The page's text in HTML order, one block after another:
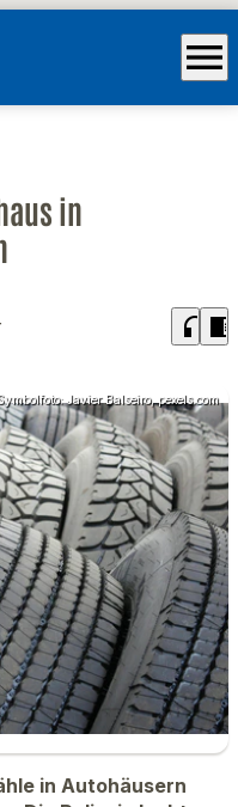
menu
in
headphones chrome_reader_mode
Symbolfoto: Javier Balseiro, pexels.com
in Autohäusern